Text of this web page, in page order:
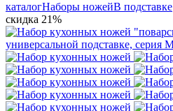
каталогНаборы ножейВ подставке
скидка 21%